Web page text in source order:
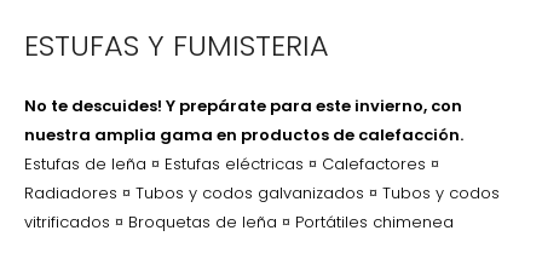
ESTUFAS Y FUMISTERIA
No te descuides! Y prepárate para este invierno, con
nuestra amplia gama en productos de calefacción.
Estufas de leña ¤ Estufas eléctricas ¤ Calefactores ¤
Radiadores ¤ Tubos y codos galvanizados ¤ Tubos y codos
vitrificados ¤ Broquetas de leña ¤ Portátiles chimenea